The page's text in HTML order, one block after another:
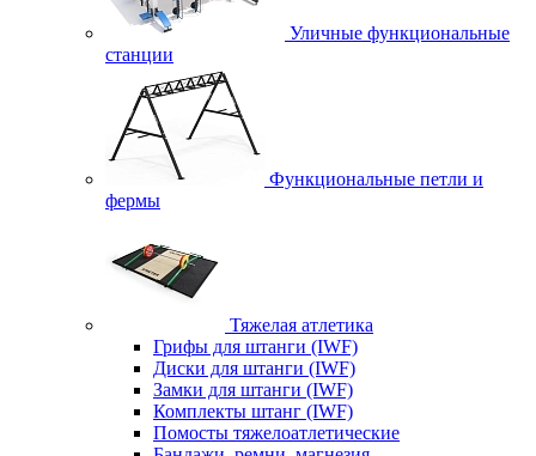
Уличные функциональные
станции
Функциональные петли и
фермы
Тяжелая атлетика
Грифы для штанги (IWF)
Диски для штанги (IWF)
Замки для штанги (IWF)
Комплекты штанг (IWF)
Помосты тяжелоатлетические